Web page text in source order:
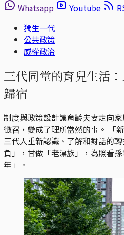
Whatsapp
Youtube
獨生一代
公共政策
威權政治
三代同堂的育兒生活
歸宿
制度與政策設計讓育齡夫妻走向
徵召，變成了理所當然的事。 「
三代人重新認識、了解和對話的
負」，甘做「老漂族」，為照看
年」。